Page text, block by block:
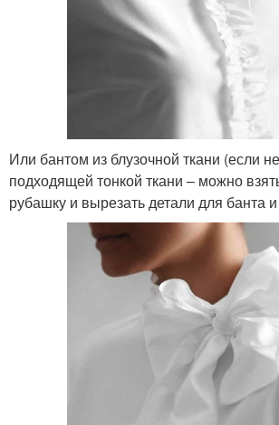
Или бантом из блузочной ткани (если
подходящей тонкой ткани – можно
рубашку и вырезать детали для банта